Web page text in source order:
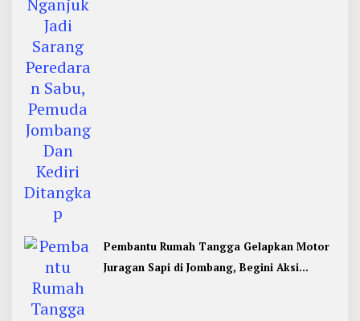
Pembantu Rumah Tangga Gelapkan Motor
Juragan Sapi di Jombang, Begini Aksi